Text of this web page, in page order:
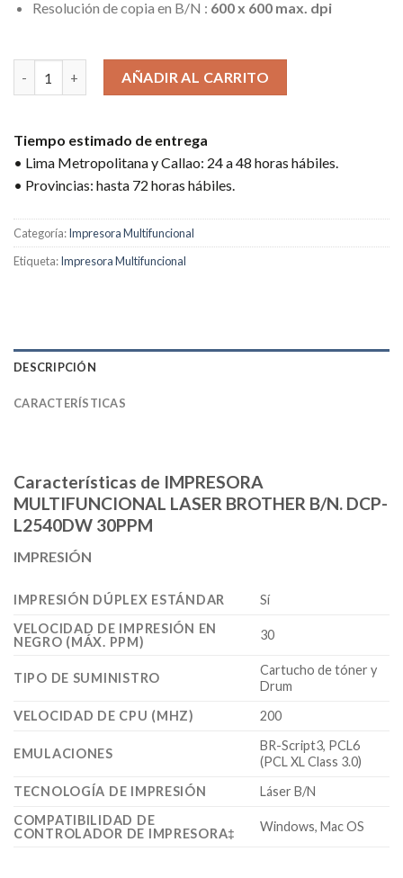
Resolución de copia en B/N : 600 x 600 max. dpi
MULTIFUNCIONAL LASER BROTHER B/N. DCP-L2540DW
AÑADIR AL CARRITO
Tiempo estimado de entrega
• Lima Metropolitana y Callao: 24 a 48 horas hábiles.
• Provincias: hasta 72 horas hábiles.
Categoría:Impresora Multifuncional
Etiqueta:Impresora Multifuncional
DESCRIPCIÓN
CARACTERÍSTICAS
Características de IMPRESORA
MULTIFUNCIONAL LASER BROTHER B/N. DCP-
L2540DW 30PPM
IMPRESIÓN
IMPRESIÓN DÚPLEX ESTÁNDAR
Sí
VELOCIDAD DE IMPRESIÓN EN
NEGRO (MÁX. PPM)
30
TIPO DE SUMINISTRO
Cartucho de tóner y
Drum
VELOCIDAD DE CPU (MHZ)
200
EMULACIONES
BR-Script3, PCL6
(PCL XL Class 3.0)
TECNOLOGÍA DE IMPRESIÓN
Láser B/N
COMPATIBILIDAD DE
CONTROLADOR DE IMPRESORA‡
Windows, Mac OS